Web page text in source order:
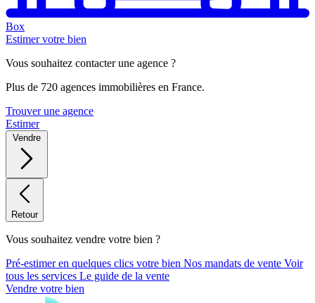
Box
Estimer votre bien
Vous souhaitez contacter une agence ?
Plus de 720 agences immobilières en France.
Trouver une agence
Estimer
Vendre
Retour
Vous souhaitez vendre votre bien ?
Pré-estimer en quelques clics votre bien Nos mandats de vente Voir
tous les services Le guide de la vente
Vendre votre bien